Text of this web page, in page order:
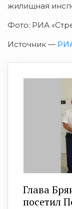
жилищная
Фото: РИА
Источник —
Глава
посетил